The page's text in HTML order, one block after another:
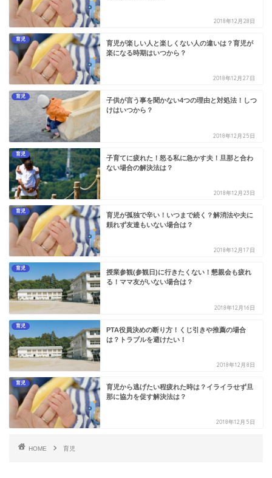
2018年12月28日
育児
育児が楽しい人と楽しくない人の違いは？育児が
楽になる時期はいつから？
2018年12月27日
育児
子供が言う事を聞かない4つの理由と対処法！しつ
けはいつから？
2018年12月25日
育児
子育てに疲れた！怒る私に急かす夫！旦那と合わ
ない場合の解決法は？
2018年12月23日
育児
育児が孤独で辛い！いつまで続く？解消法や夫に
頼れず友達もいない場合は？
2018年12月17日
育児
授業参観(参観日)に行きたくない！懇親会も疲れ
る！ママ友がいない場合は？
2018年12月16日
育児
PTA役員決めの断り方！くじ引きや推薦の場合
は？トラブルを避けたい！
2018年12月8日
育児
育児から逃げたい程疲れた時は？イライラせず旦
那に協力を促す解決法は？
2018年12月5日
HOME 育児